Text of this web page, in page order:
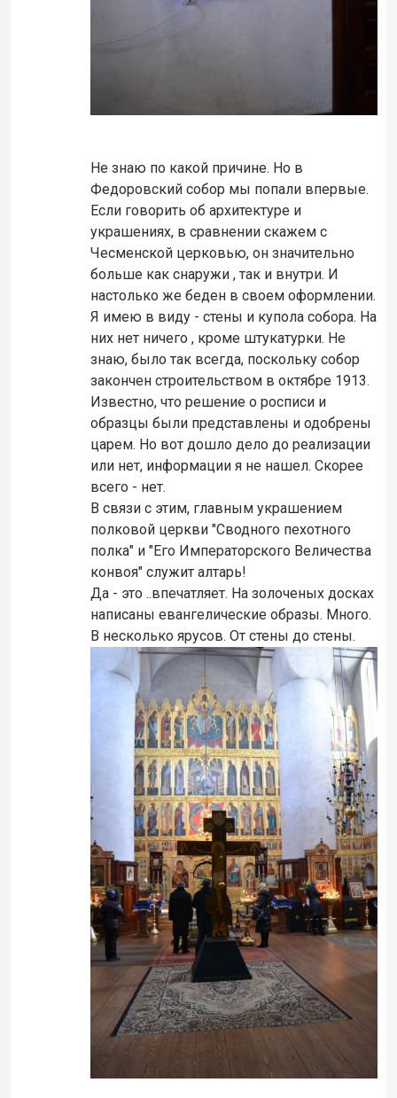
Не знаю по какой причине. Но в
Федоровский собор мы попали впервые.
Если говорить об архитектуре и
украшениях, в сравнении скажем с
Чесменской церковью, он значительно
больше как снаружи , так и внутри. И
настолько же беден в своем оформлении.
Я имею в виду - стены и купола собора. На
них нет ничего , кроме штукатурки. Не
знаю, было так всегда, поскольку собор
закончен строительством в октябре 1913.
Известно, что решение о росписи и
образцы были представлены и одобрены
царем. Но вот дошло дело до реализации
или нет, информации я не нашел. Скорее
всего - нет.
В связи с этим, главным украшением
полковой церкви "Сводного пехотного
полка" и "Его Императорского Величества
конвоя" служит алтарь!
Да - это ..впечатляет. На золоченых досках
написаны евангелические образы. Много.
В несколько ярусов. От стены до стены.